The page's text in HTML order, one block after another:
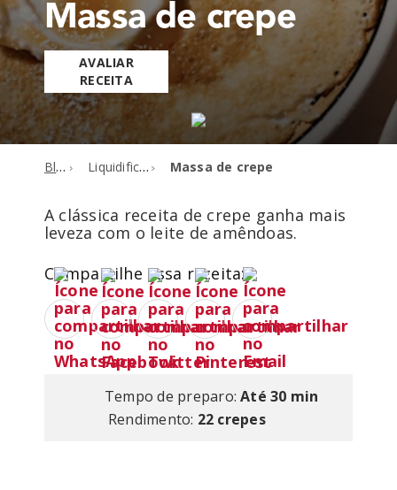
Massa de crepe
AVALIAR
RECEITA
Blog Liquidificadores Massa de crepe
A clássica receita de crepe ganha mais
leveza com o leite de amêndoas.
Compartilhe essa receita:
Tempo de preparo: Até 30 min
Rendimento: 22 crepes